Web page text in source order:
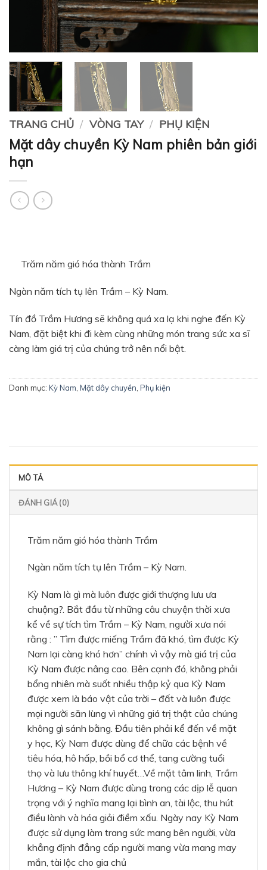
TRANG CHỦ / VÒNG TAY / PHỤ KIỆN
Mặt dây chuyền Kỳ Nam phiên bản giới
hạn
Trăm năm gió hóa thành Trầm
Ngàn năm tích tụ lên Trầm – Kỳ Nam.
Tín đồ Trầm Hương sẽ không quá xa lạ khi nghe đến Kỳ
Nam, đặt biệt khi đi kèm cùng những món trang sức xa sĩ
càng làm giá trị của chúng trở nên nổi bật.
Danh mục: Kỳ Nam Mặt dây chuyền Phụ kiện
MÔ TẢ
ĐÁNH GIÁ (0)
Trăm năm gió hóa thành Trầm
Ngàn năm tích tụ lên Trầm – Kỳ Nam.
Kỳ Nam là gì mà luôn được giới thượng lưu ưa
chuộng?. Bắt đầu từ những câu chuyện thời xưa
kể về sự tích tìm Trầm – Kỳ Nam, người xưa nói
rằng : ” Tìm được miếng Trầm đã khó, tìm được Kỳ
Nam lại càng khó hơn” chính vì vậy mà giá trị của
Kỳ Nam được nâng cao. Bên cạnh đó, không phải
bổng nhiên mà suốt nhiều thập kỷ qua Kỳ Nam
được xem là báo vật của trời – đất và luôn được
mọi người săn lùng vì những giá trị thật của chúng
không gì sánh bằng. Đầu tiên phải kể đến về mặt
y học, Kỳ Nam được dùng để chữa các bệnh về
tiêu hóa, hô hấp, bồi bổ cơ thể, tang cường tuổi
thọ và lưu thông khí huyết…Về mặt tâm linh, Trầm
Hương – Kỳ Nam được dùng trong các dịp lễ quan
trọng với ý nghĩa mang lại bình an, tài lộc, thu hút
điều lành và hóa giải điềm xấu. Ngày nay Kỳ Nam
được sử dụng làm trang sức mang bên người, vừa
khẳng định đẳng cấp người mang vừa mang may
mắn, tài lộc cho gia chủ